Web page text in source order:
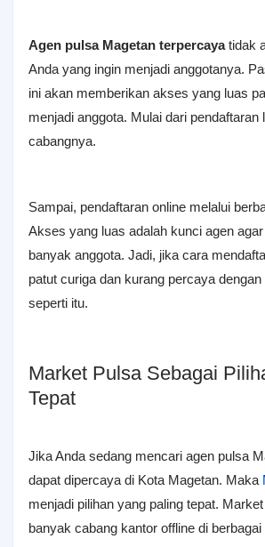
Agen pulsa Magetan terpercayatidak
Anda yang ingin menjadi anggotanya.
ini akan memberikan akses yang luas
menjadi anggota. Mulai dari pendaftaran
cabangnya.
Sampai, pendaftaran online melalui
Akses yang luas adalah kunci agen
banyak anggota. Jadi, jika cara
patut curiga dan kurang percaya
seperti itu.
Market Pulsa Sebagai
Tepat
Jika Anda sedang mencari agen pulsa
dapat dipercaya di Kota Magetan. Maka
menjadi pilihan yang paling tepat.
banyak cabang kantor offline di